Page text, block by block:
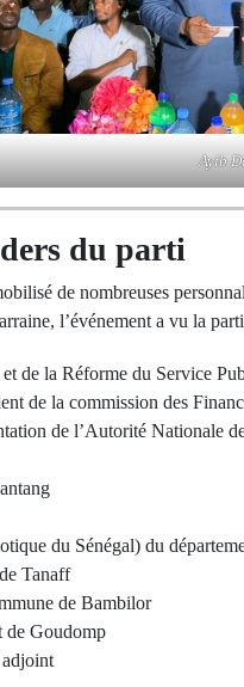
Ayib
du parti
de nombreuses
l’événement a vu la
de la Réforme du Service
de la commission des
de l’Autorité Nationale
du Sénégal) du
Tanaff
de Bambilor
de Goudomp
adjoint